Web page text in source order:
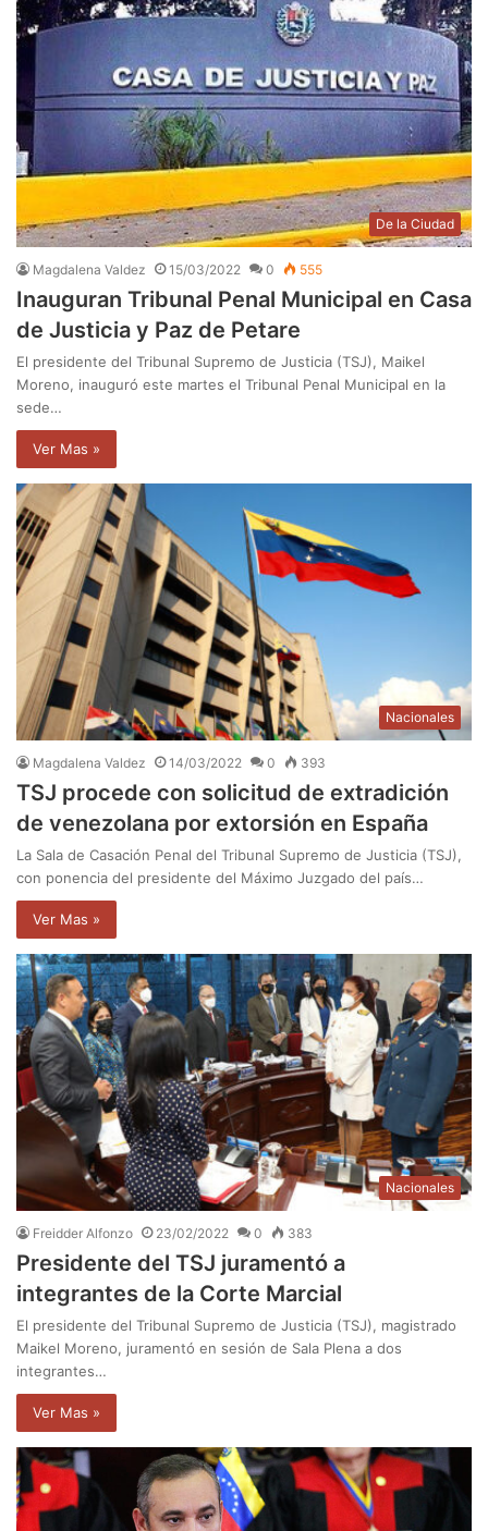
De la Ciudad
Magdalena Valdez 15/03/2022 0 555
Inauguran Tribunal Penal Municipal en Casa
de Justicia y Paz de Petare
El presidente del Tribunal Supremo de Justicia (TSJ), Maikel
Moreno, inauguró este martes el Tribunal Penal Municipal en la
sede…
Ver Mas »
Nacionales
Magdalena Valdez 14/03/2022 0 393
TSJ procede con solicitud de extradición
de venezolana por extorsión en España
La Sala de Casación Penal del Tribunal Supremo de Justicia (TSJ),
con ponencia del presidente del Máximo Juzgado del país…
Ver Mas »
Nacionales
Freidder Alfonzo 23/02/2022 0 383
Presidente del TSJ juramentó a
integrantes de la Corte Marcial
El presidente del Tribunal Supremo de Justicia (TSJ), magistrado
Maikel Moreno, juramentó en sesión de Sala Plena a dos
integrantes…
Ver Mas »